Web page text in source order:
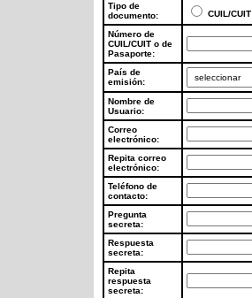
Tipo de
documento:
CUIL/CUIT
Número de
CUIL/CUIT o de
Pasaporte:
País de
emisión:
Nombre de
Usuario:
Correo
electrónico:
Repita correo
electrónico:
Teléfono de
contacto:
Pregunta
secreta:
Respuesta
secreta:
Repita
respuesta
secreta: